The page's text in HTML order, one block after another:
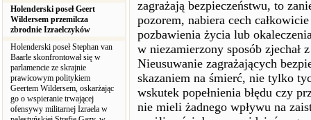
Holenderski poseł Geert
Wildersem przemilcza
zbrodnie Izraelczyków
Holenderski poseł Stephan van
Baarle skonfrontował się w
parlamencie ze skrajnie
prawicowym politykiem
Geertem Wildersem, oskarżając
go o wspieranie trwającej
ofensywy militarnej Izraela w
zagrażają bezpieczeństwu, to
pozorem, nabiera cech
pozbawienia życia lub
w niezamierzony sposób zjechał
Nieusuwanie zagrażających
skazaniem na śmierć, nie tylko
wskutek popełnienia błędu czy
nie mieli żadnego wpływu na